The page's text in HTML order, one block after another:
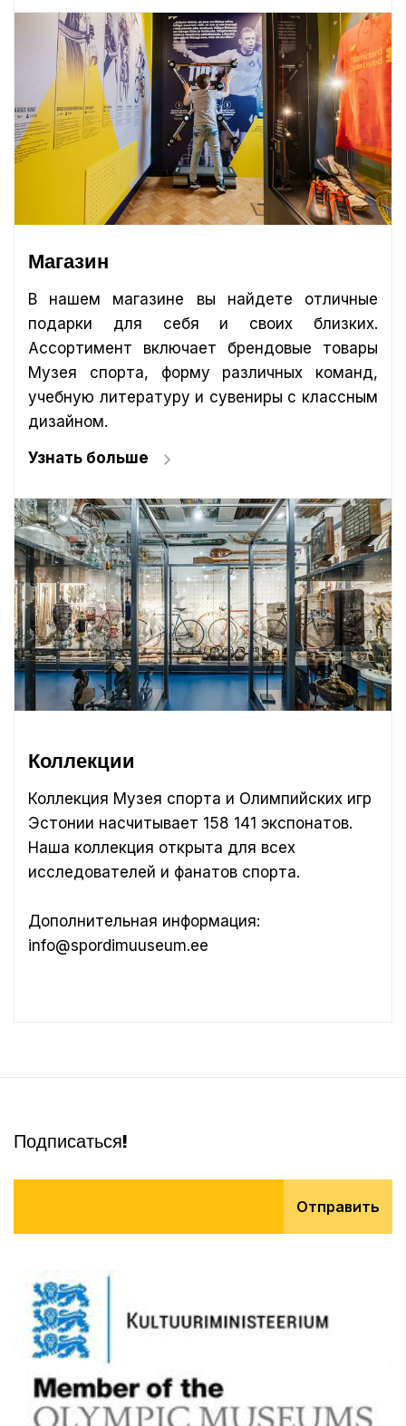
Магазин
В нашем магазине вы найдете отличные
подарки для себя и своих близких.
Ассортимент включает брендовые товары
Музея спорта, форму различных команд,
учебную литературу и сувениры с классным
дизайном.
Узнать больше
Коллекции
Коллекция Музея спорта и Олимпийских игр
Эстонии насчитывает 158 141 экспонатов.
Наша коллекция открыта для всех
исследователей и фанатов спорта.
Дополнительная информация:
info@spordimuuseum.ee
Подписаться!
Отправить